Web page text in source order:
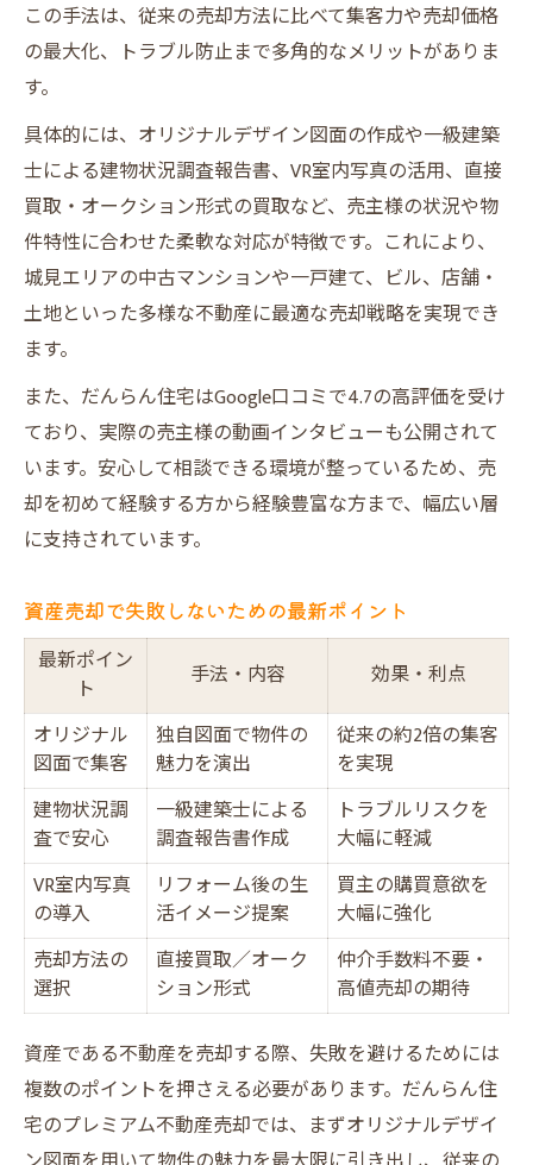
この手法は、従来の売却方法に比べて集客力や売却価格
の最大化、トラブル防止まで多角的なメリットがありま
す。
具体的には、オリジナルデザイン図面の作成や一級建築
士による建物状況調査報告書、VR室内写真の活用、直接
買取・オークション形式の買取など、売主様の状況や物
件特性に合わせた柔軟な対応が特徴です。これにより、
城見エリアの中古マンションや一戸建て、ビル、店舗・
土地といった多様な不動産に最適な売却戦略を実現でき
ます。
また、だんらん住宅はGoogle口コミで4.7の高評価を受け
ており、実際の売主様の動画インタビューも公開されて
います。安心して相談できる環境が整っているため、売
却を初めて経験する方から経験豊富な方まで、幅広い層
に支持されています。
資産売却で失敗しないための最新ポイント
最新ポイン
ト
手法・内容
効果・利点
オリジナル
図面で集客
独自図面で物件の
魅力を演出
従来の約2倍の集客
を実現
建物状況調
査で安心
一級建築士による
調査報告書作成
トラブルリスクを
大幅に軽減
VR室内写真
の導入
リフォーム後の生
活イメージ提案
買主の購買意欲を
大幅に強化
売却方法の
選択
直接買取／オーク
ション形式
仲介手数料不要・
高値売却の期待
資産である不動産を売却する際、失敗を避けるためには
複数のポイントを押さえる必要があります。だんらん住
宅のプレミアム不動産売却では、まずオリジナルデザイ